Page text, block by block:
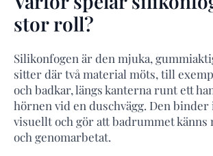
stor roll?
Silikonfogen är den mjuka,
sitter där två material möts, till
och badkar, längs kanterna runt ett
hörnen vid en duschvägg. Den
visuellt och gör att badrummet
och genomarbetat.